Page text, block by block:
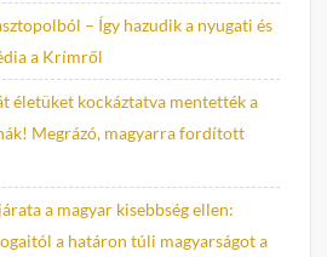
– Így hazudik a nyugati és
a Krímről
életüket kockáztatva mentették a
Megrázó, magyarra fordított
a magyar kisebbség ellen:
a határon túli magyarságot a